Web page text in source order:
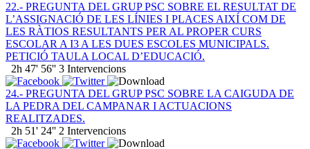
22.- PREGUNTA DEL GRUP PSC SOBRE EL RESULTAT DE
L’ASSIGNACIÓ DE LES LÍNIES I PLACES AIXÍ COM DE
LES RÀTIOS RESULTANTS PER AL PROPER CURS
ESCOLAR A I3 A LES DUES ESCOLES MUNICIPALS.
PETICIÓ TAULA LOCAL D’EDUCACIÓ.
2h 47' 56'' 3 Intervencions
24.- PREGUNTA DEL GRUP PSC SOBRE LA CAIGUDA DE
LA PEDRA DEL CAMPANAR I ACTUACIONS
REALITZADES.
2h 51' 24'' 2 Intervencions